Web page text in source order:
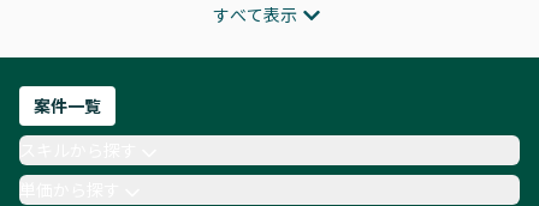
ITコンサルタント
フロントエンドエンジニア
ネットワークエンジニア
AIエンジニア
Webデザイナー
月収100万円 業務委託
COBOL
Ruby
すべて表示
案件一覧
単価から探す